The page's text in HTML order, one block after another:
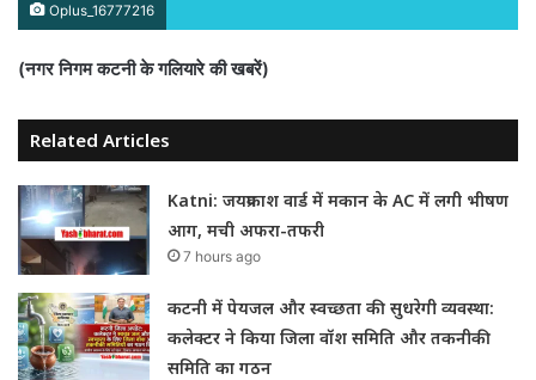
Oplus_16777216
(नगर निगम कटनी के गलियारे की खबरें)
Related Articles
Katni: जयप्रकाश वार्ड में मकान के AC में लगी भीषण
आग, मची अफरा-तफरी
7 hours ago
कटनी में पेयजल और स्वच्छता की सुधरेगी व्यवस्था:
कलेक्टर ने किया जिला वॉश समिति और तकनीकी
समिति का गठन